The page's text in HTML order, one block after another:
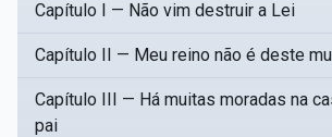
Capítulo I — Não vim destruir a Lei
Capítulo II — Meu reino não é deste
Capítulo III — Há muitas moradas na
pai